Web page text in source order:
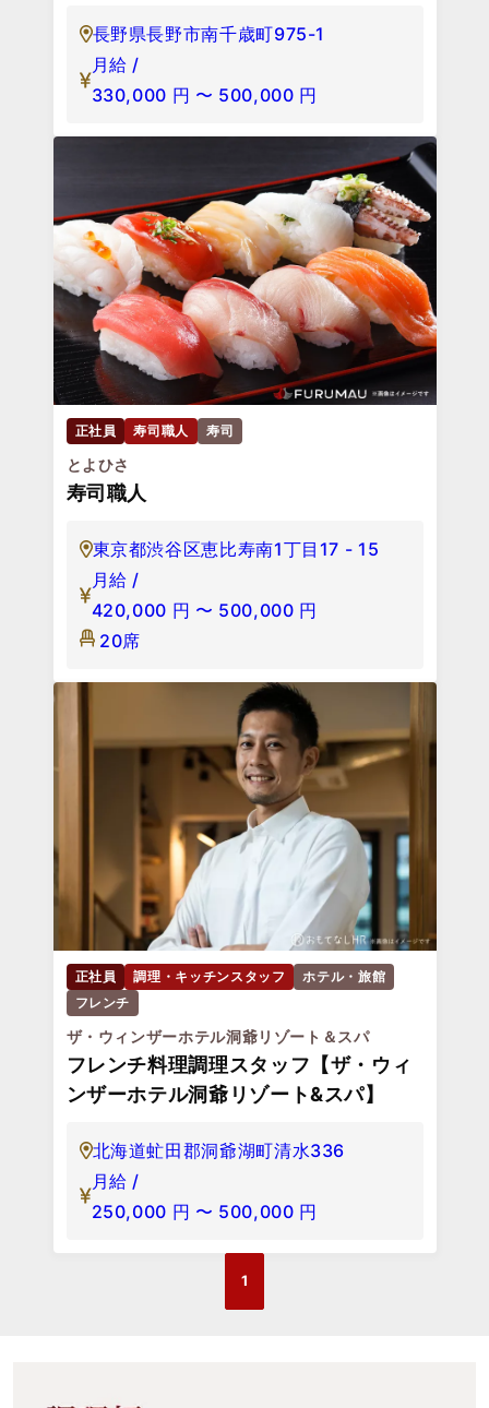
長野県長野市南千歳町975-1
月給 /
330,000 円 〜 500,000 円
正社員 寿司職人 寿司
とよひさ
寿司職人
東京都渋谷区恵比寿南1丁目17 - 15
月給 /
420,000 円 〜 500,000 円
20席
正社員 調理・キッチンスタッフ
ホテル・旅館
フレンチ
ザ・ウィンザーホテル洞爺リゾート＆スパ
フレンチ料理調理スタッフ【ザ・ウィ
ンザーホテル洞爺リゾート&スパ】
北海道虻田郡洞爺湖町清水336
月給 /
250,000 円 〜 500,000 円
1